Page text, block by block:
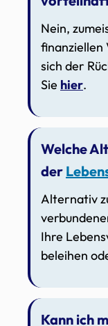
Nein,
finanziellen
sich der
Sie hier.
Welche
der
Alternativ
Ihre
beleihen
Kann ich